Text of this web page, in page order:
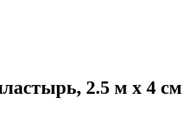
2.5 м х 4 см